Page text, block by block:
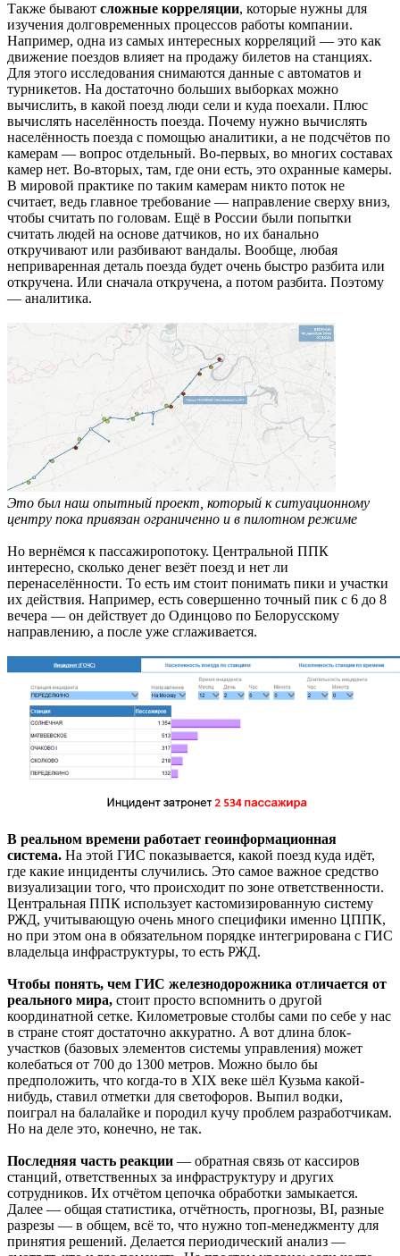
Также бывают сложные корреляции, которые нужны для
изучения долговременных процессов работы компании.
Например, одна из самых интересных корреляций — это как
движение поездов влияет на продажу билетов на станциях.
Для этого исследования снимаются данные с автоматов и
турникетов. На достаточно больших выборках можно
вычислить, в какой поезд люди сели и куда поехали. Плюс
вычислять населённость поезда. Почему нужно вычислять
населённость поезда с помощью аналитики, а не подсчётов по
камерам — вопрос отдельный. Во-первых, во многих составах
камер нет. Во-вторых, там, где они есть, это охранные камеры.
В мировой практике по таким камерам никто поток не
считает, ведь главное требование — направление сверху вниз,
чтобы считать по головам. Ещё в России были попытки
считать людей на основе датчиков, но их банально
откручивают или разбивают вандалы. Вообще, любая
неприваренная деталь поезда будет очень быстро разбита или
откручена. Или сначала откручена, а потом разбита. Поэтому
— аналитика.
Это был наш опытный проект, который к ситуационному
центру пока привязан ограниченно и в пилотном режиме
Но вернёмся к пассажиропотоку. Центральной ППК
интересно, сколько денег везёт поезд и нет ли
перенаселённости. То есть им стоит понимать пики и участки
их действия. Например, есть совершенно точный пик с 6 до 8
вечера — он действует до Одинцово по Белорусскому
направлению, а после уже сглаживается.
В реальном времени работает геоинформационная
система. На этой ГИС показывается, какой поезд куда идёт,
где какие инциденты случились. Это самое важное средство
визуализации того, что происходит по зоне ответственности.
Центральная ППК использует кастомизированную систему
РЖД, учитывающую очень много специфики именно ЦППК,
но при этом она в обязательном порядке интегрирована с ГИС
владельца инфраструктуры, то есть РЖД.
Чтобы понять, чем ГИС железнодорожника отличается от
реального мира, стоит просто вспомнить о другой
координатной сетке. Километровые столбы сами по себе у нас
в стране стоят достаточно аккуратно. А вот длина блок-
участков (базовых элементов системы управления) может
колебаться от 700 до 1300 метров. Можно было бы
предположить, что когда-то в XIX веке шёл Кузьма какой-
нибудь, ставил отметки для светофоров. Выпил водки,
поиграл на балалайке и породил кучу проблем разработчикам.
Но на деле это, конечно, не так.
Последняя часть реакции — обратная связь от кассиров
станций, ответственных за инфраструктуру и других
сотрудников. Их отчётом цепочка обработки замыкается.
Далее — общая статистика, отчётность, прогнозы, BI, разные
разрезы — в общем, всё то, что нужно топ-менеджменту для
принятия решений. Делается периодический анализ —